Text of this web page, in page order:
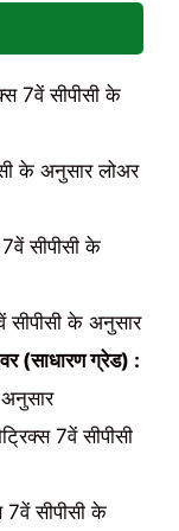
7वें सीपीसी के
के अनुसार लोअर
सीपीसी के
के अनुसार
(साधारण ग्रेड) :
7वें सीपीसी
सीपीसी के